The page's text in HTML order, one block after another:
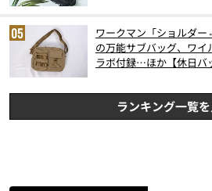
ワークマン「ショルダ
の万能サブバッグ、ワイ
ラボ付録…ほか【休日バ
ランキング一覧